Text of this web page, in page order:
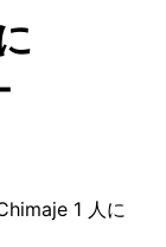
1 人に